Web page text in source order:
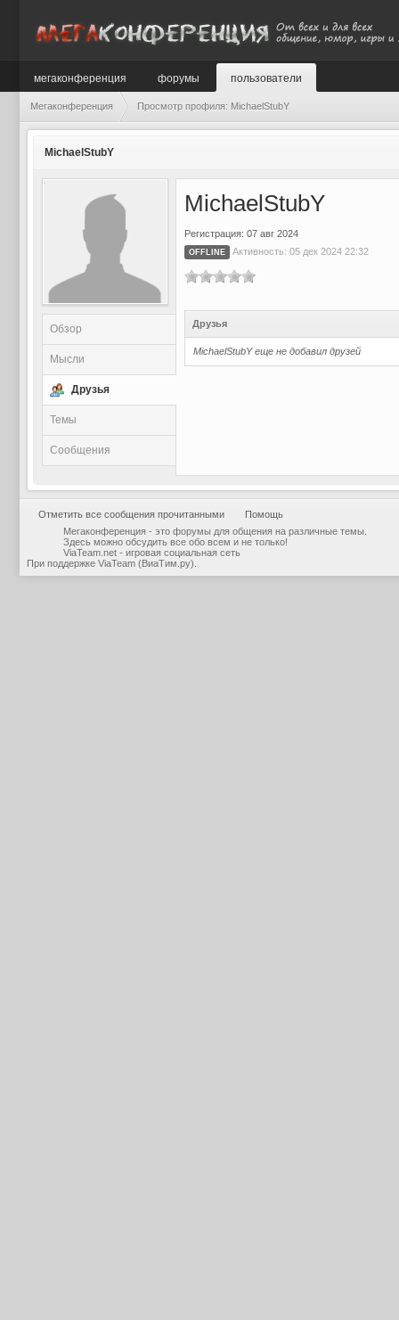
мегаконференция форумы пользователи
Мегаконференция Просмотр профиля: MichaelStubY
MichaelStubY
Обзор
Мысли
Друзья
Темы
Сообщения
MichaelStubY
Регистрация: 07 авг 2024
OFFLINE Активность: 05 дек 2024 22:32
Друзья
MichaelStubY еще не добавил друзей
Отметить все сообщения прочитанными
Помощь
Мегаконференция - это форумы для общения на различные темы.
Здесь можно обсудить все обо всем и не только!
ViaTeam.net - игровая социальная сеть
При поддержке ViaTeam (ВиаТим.ру)